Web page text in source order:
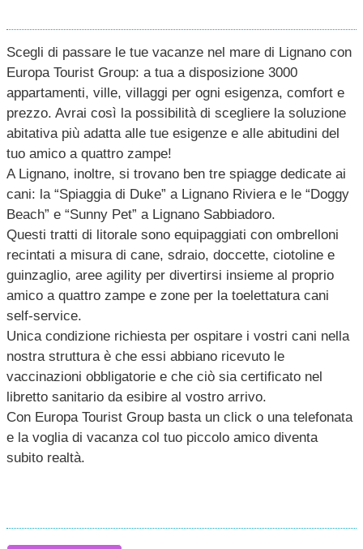
Scegli di passare le tue vacanze nel mare di Lignano con
Europa Tourist Group: a tua a disposizione 3000
appartamenti, ville, villaggi per ogni esigenza, comfort e
prezzo. Avrai così la possibilità di scegliere la soluzione
abitativa più adatta alle tue esigenze e alle abitudini del
tuo amico a quattro zampe!
A Lignano, inoltre, si trovano ben tre spiagge dedicate ai
cani: la “Spiaggia di Duke” a Lignano Riviera e le “Doggy
Beach” e “Sunny Pet” a Lignano Sabbiadoro.
Questi tratti di litorale sono equipaggiati con ombrelloni
recintati a misura di cane, sdraio, doccette, ciotoline e
guinzaglio, aree agility per divertirsi insieme al proprio
amico a quattro zampe e zone per la toelettatura cani
self-service.
Unica condizione richiesta per ospitare i vostri cani nella
nostra struttura è che essi abbiano ricevuto le
vaccinazioni obbligatorie e che ciò sia certificato nel
libretto sanitario da esibire al vostro arrivo.
Con Europa Tourist Group basta un click o una telefonata
e la voglia di vacanza col tuo piccolo amico diventa
subito realtà.